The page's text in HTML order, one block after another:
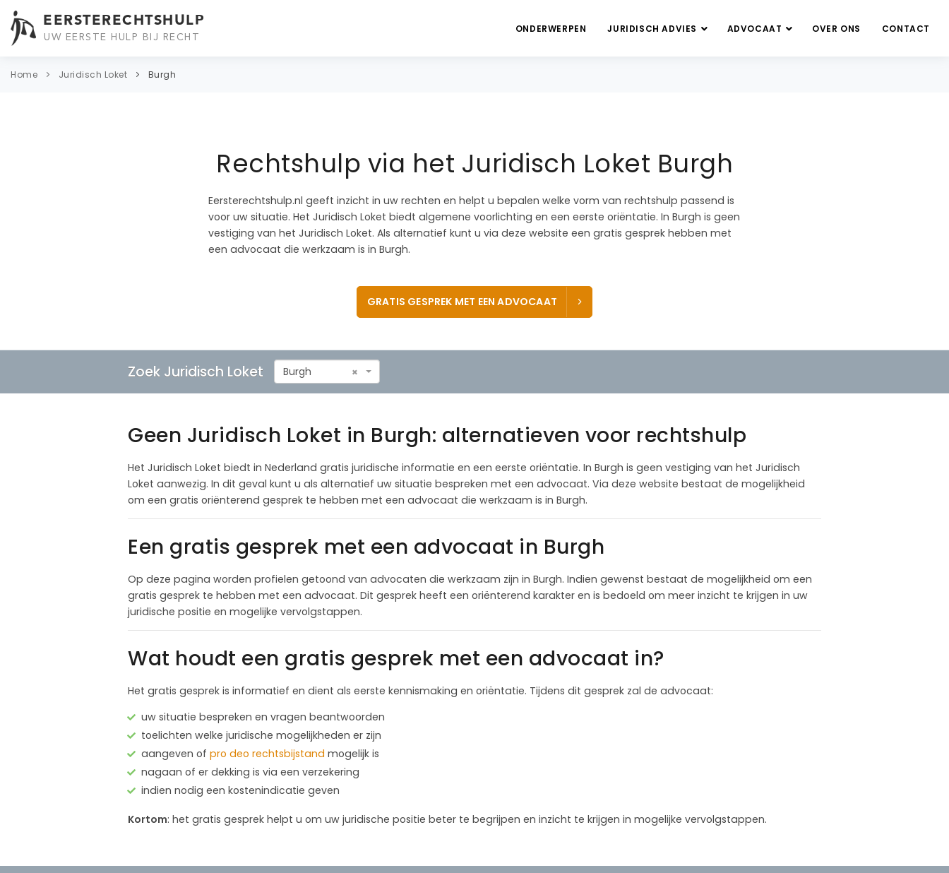
EERSTERECHTSHULP
UW EERSTE HULP BIJ RECHT
ONDERWERPEN JURIDISCH ADVIES ADVOCAAT OVER ONS CONTACT
Home Juridisch Loket Burgh
Rechtshulp via het Juridisch Loket Burgh
Eersterechtshulp.nl geeft inzicht in uw rechten en helpt u bepalen welke vorm van rechtshulp passend is
voor uw situatie. Het Juridisch Loket biedt algemene voorlichting en een eerste oriëntatie. In Burgh is geen
vestiging van het Juridisch Loket. Als alternatief kunt u via deze website een gratis gesprek hebben met
een advocaat die werkzaam is in Burgh.
GRATIS GESPREK MET EEN ADVOCAAT
Zoek Juridisch Loket ×
Burgh
Geen Juridisch Loket in Burgh: alternatieven voor rechtshulp
Het Juridisch Loket biedt in Nederland gratis juridische informatie en een eerste oriëntatie. In Burgh is geen vestiging van het Juridisch
Loket aanwezig. In dit geval kunt u als alternatief uw situatie bespreken met een advocaat. Via deze website bestaat de mogelijkheid
om een gratis oriënterend gesprek te hebben met een advocaat die werkzaam is in Burgh.
Een gratis gesprek met een advocaat in Burgh
Op deze pagina worden profielen getoond van advocaten die werkzaam zijn in Burgh. Indien gewenst bestaat de mogelijkheid om een
gratis gesprek te hebben met een advocaat. Dit gesprek heeft een oriënterend karakter en is bedoeld om meer inzicht te krijgen in uw
juridische positie en mogelijke vervolgstappen.
Wat houdt een gratis gesprek met een advocaat in?
Het gratis gesprek is informatief en dient als eerste kennismaking en oriëntatie. Tijdens dit gesprek zal de advocaat:
uw situatie bespreken en vragen beantwoorden
toelichten welke juridische mogelijkheden er zijn
aangeven of pro deo rechtsbijstand mogelijk is
nagaan of er dekking is via een verzekering
indien nodig een kostenindicatie geven
Kortom: het gratis gesprek helpt u om uw juridische positie beter te begrijpen en inzicht te krijgen in mogelijke vervolgstappen.